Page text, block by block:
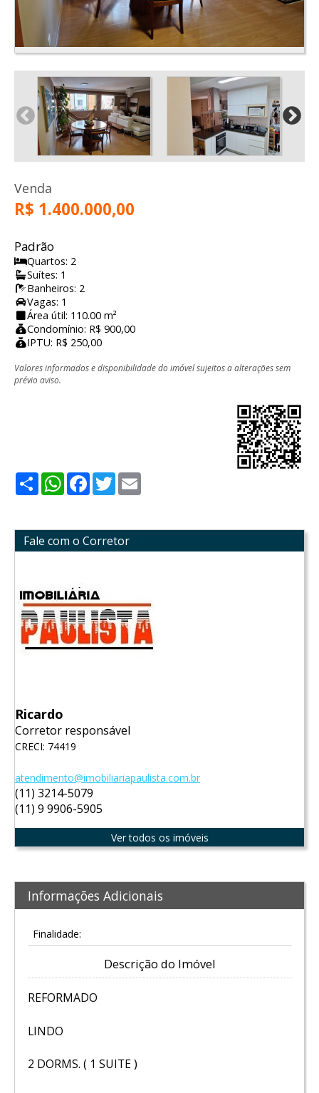
Venda
R$ 1.400.000,00
Padrão
Quartos: 2
Suítes: 1
Banheiros: 2
Vagas: 1
Área útil: 110.00 m²
Condomínio: R$ 900,00
IPTU: R$ 250,00
Valores informados e disponibilidade do imóvel sujeitos a alterações sem
prévio aviso.
ShareWhatsApp
Facebook
Twitter
Fale com o Corretor
Ricardo
Corretor responsável
CRECI: 74419
atendimento@imobiliariapaulista.com.br
(11) 3214-5079
(11) 9 9906-5905
Ver todos os imóveis
Informações Adicionais
Finalidade:
Descrição do Imóvel
REFORMADO
LINDO
2 DORMS. ( 1 SUITE )